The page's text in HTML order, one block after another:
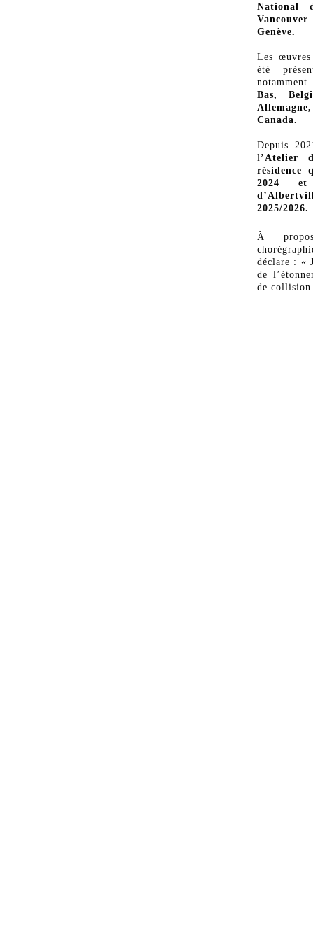
National
Genève.
Les
été
Bas,
Canada.
Depuis
l ’Atelier
résidence
2024
2025/2026.
À
déclare : «
de
de collision